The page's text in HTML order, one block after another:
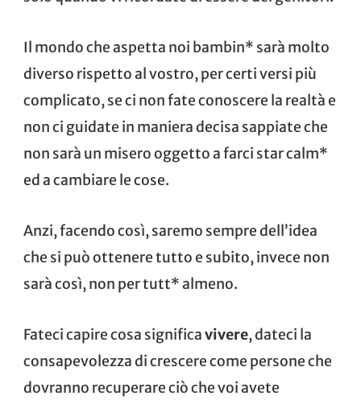
Il mondo che aspetta noi bambin* sarà molto
diverso rispetto al vostro, per certi versi più
complicato, se ci non fate conoscere la realtà e
non ci guidate in maniera decisa sappiate che
non sarà un misero oggetto a farci star calm*
ed a cambiare le cose.
Anzi, facendo così, saremo sempre dell’idea
che si può ottenere tutto e subito, invece non
sarà così, non per tutt* almeno.
Fateci capire cosa significavivere, dateci la
consapevolezza di crescere come persone che
dovranno recuperare ciò che voi avete